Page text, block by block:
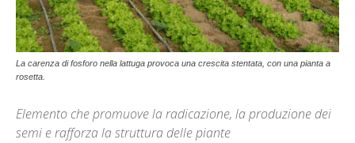
La carenza di fosforo nella lattuga provoca una crescita stentata, con una pianta a
rosetta.
Elemento che promuove la radicazione, la produzione dei
semi e rafforza la struttura delle piante